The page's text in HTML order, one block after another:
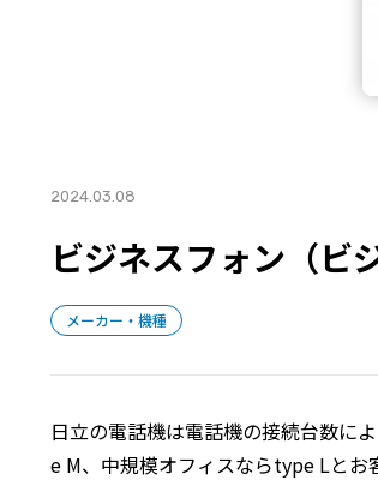
2024.03.08
ビジネスフォン（ビ
メーカー・機種
日立の電話機は電話機の接続台数に
e M、中規模オフィスならtype Lとお